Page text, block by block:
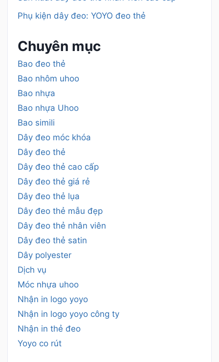
Phụ kiện dây đeo: YOYO đeo thẻ
Chuyên mục
Bao đeo thẻ
Bao nhôm uhoo
Bao nhựa
Bao nhựa Uhoo
Bao simili
Dây đeo móc khóa
Dây đeo thẻ
Dây đeo thẻ cao cấp
Dây đeo thẻ giá rẻ
Dây đeo thẻ lụa
Dây đeo thẻ mẫu đẹp
Dây đeo thẻ nhân viên
Dây đeo thẻ satin
Dây polyester
Dịch vụ
Móc nhựa uhoo
Nhận in logo yoyo
Nhận in logo yoyo công ty
Nhận in thẻ đeo
Yoyo co rút